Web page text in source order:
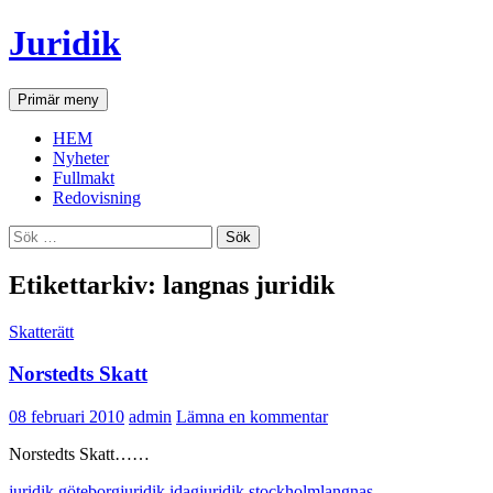
Hoppa
till
Juridik
SökPrimär meny
HEM
Nyheter
Fullmakt
Redovisning
Sök
efter:
Etikettarkiv: langnas juridik
Skatterätt
Norstedts Skatt
08 februari 2010 admin Lämna en kommentar
Norstedts Skatt……